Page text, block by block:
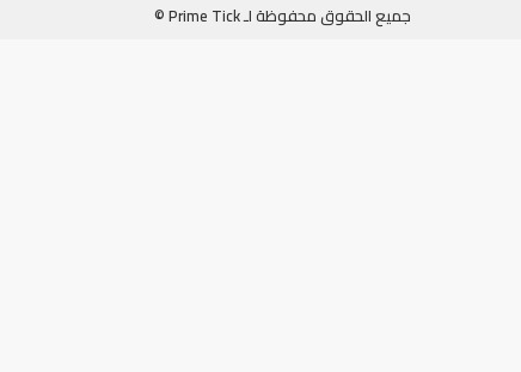
جميع الحقوق محفوظة لـ Prime Tick ©